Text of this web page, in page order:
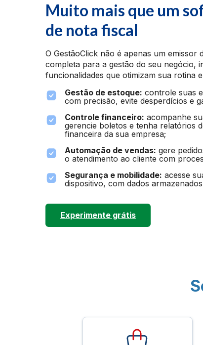
Muito mais que um
de nota fiscal
O GestãoClick não é apenas um emissor
completa para a gestão do seu negócio,
funcionalidades que otimizam sua rotina
Gestão de estoque: controle suas
com precisão, evite desperdícios e
Controle financeiro: acompanhe
gerencie boletos e tenha relatórios
financeira da sua empresa;
Automação de vendas: gere
o atendimento ao cliente com
Segurança e mobilidade: acesse
dispositivo, com dados
Experimente grátis